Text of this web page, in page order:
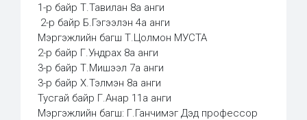
1-р байр Т.Тавилан 8а анги
2-р байр Б.Гэгээлэн 4а анги
Мэргэжлийн багш Т.Цолмон МУСТА
2-р байр Г.Ундрах 8а анги
3-р байр Т.Мишээл 7а анги
3-р байр Х.Тэлмэн 8а анги
Тусгай байр Г.Анар 11а анги
Мэргэжлийн багш: Г.Ганчимэг Дэд профессор